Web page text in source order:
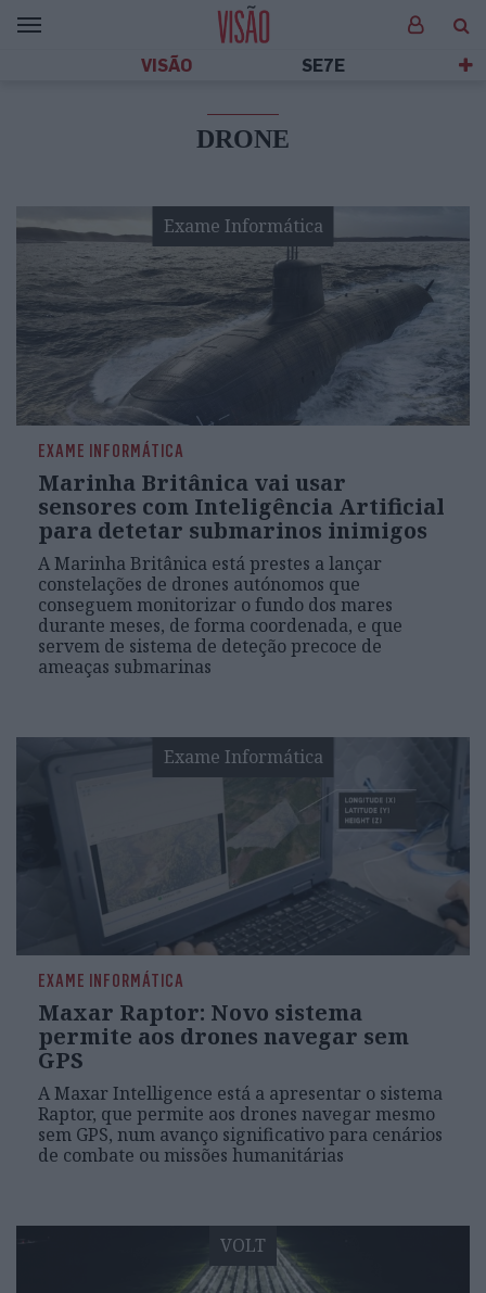
VISÃO SE7E
DRONE
Exame Informática
EXAME INFORMÁTICA
Marinha Britânica vai usar
sensores com Inteligência Artificial
para detetar submarinos inimigos
A Marinha Britânica está prestes a lançar
constelações de drones autónomos que
conseguem monitorizar o fundo dos mares
durante meses, de forma coordenada, e que
servem de sistema de deteção precoce de
ameaças submarinas
Exame Informática
EXAME INFORMÁTICA
Maxar Raptor: Novo sistema
permite aos drones navegar sem
GPS
A Maxar Intelligence está a apresentar o sistema
Raptor, que permite aos drones navegar mesmo
sem GPS, num avanço significativo para cenários
de combate ou missões humanitárias
VOLT